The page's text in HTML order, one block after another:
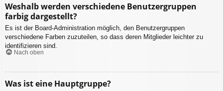
Weshalb werden verschiedene Benutzergruppen
farbig dargestellt?
Es ist der Board-Administration möglich, den Benutzergruppen
verschiedene Farben zuzuteilen, so dass deren Mitglieder leichter zu
identifizieren sind.
Nach oben
Was ist eine Hauptgruppe?